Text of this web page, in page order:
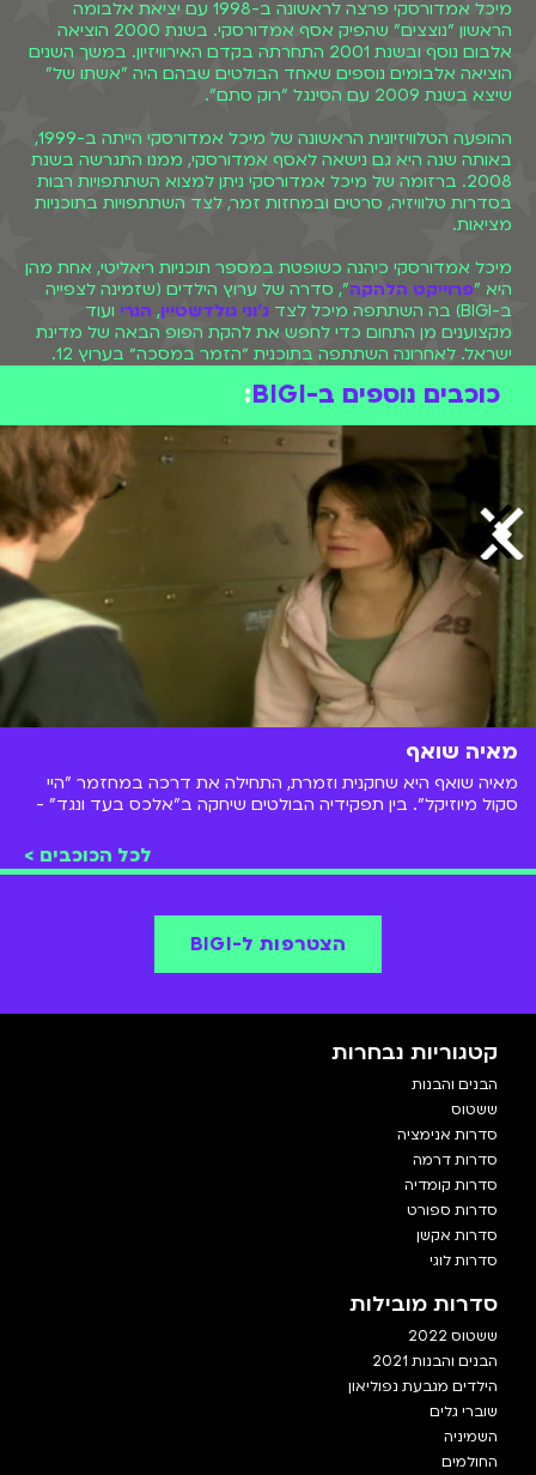
מיכל אמדורסקי פרצה לראשונה ב-1998 עם יציאת אלבומה
הראשון "נוצצים" שהפיק אסף אמדורסקי. בשנת 2000 הוציאה
אלבום נוסף ובשנת 2001 התחרתה בקדם האירוויזיון. במשך השנים
הוציאה אלבומים נוספים שאחד הבולטים שבהם היה "אשתו של"
שיצא בשנת 2009 עם הסינגל "רוק סתם".
ההופעה הטלוויזיונית הראשונה של מיכל אמדורסקי הייתה ב-1999,
באותה שנה היא גם נישאה לאסף אמדורסקי, ממנו התגרשה בשנת
2008. ברזומה של מיכל אמדורסקי ניתן למצוא השתתפויות רבות
בסדרות טלוויזיה, סרטים ובמחזות זמר, לצד השתתפויות בתוכניות
מציאות.
מיכל אמדורסקי כיהנה כשופטת במספר תוכניות ריאליטי, אחת מהן
היא "פרוייקט הלהקה", סדרה של ערוץ הילדים (שזמינה לצפייה
ב-BIGI) בה השתתפה מיכל לצד
ג'וני גולדשטיין, הנרי ועוד
מקצוענים מן התחום כדי לחפש את להקת הפופ הבאה של מדינת
ישראל. לאחרונה השתתפה בתוכנית ״הזמר במסכה״ בערוץ 12.
כוכבים נוספים ב-BIGI :
מאיה שואף
מאיה שואף היא שחקנית וזמרת, התחילה את דרכה במחזמר "היי
סקול מיוזיקל". בין תפקידיה הבולטים שיחקה ב"אלכס בעד ונגד" -
לכל הכוכבים >
הצטרפות ל-BIGI
קטגוריות נבחרות
הבנים והבנות
ששטוס
סדרות אנימציה
סדרות דרמה
סדרות קומדיה
סדרות ספורט
סדרות אקשן
סדרות לוגי
סדרות מובילות
ששטוס 2022
הבנים והבנות 2021
הילדים מגבעת נפוליאון
שוברי גלים
השמיניה
החולמים